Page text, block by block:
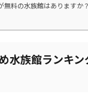
無料の水族館はありますか？
水族館ランキ